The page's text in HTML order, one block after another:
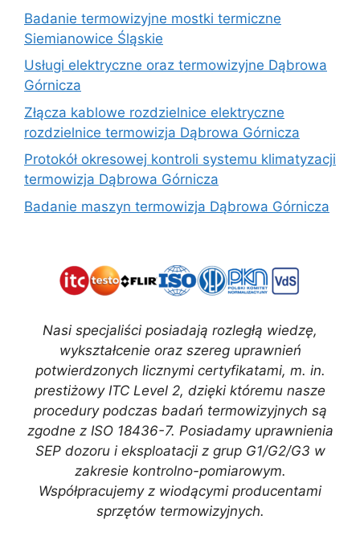
Badanie termowizyjne mostki termiczne
Siemianowice Śląskie
Usługi elektryczne oraz termowizyjne Dąbrowa
Górnicza
Złącza kablowe rozdzielnice elektryczne
rozdzielnice termowizja Dąbrowa Górnicza
Protokół okresowej kontroli systemu klimatyzacji
termowizja Dąbrowa Górnicza
Badanie maszyn termowizja Dąbrowa Górnicza
Nasi specjaliści posiadają rozległą wiedzę,
wykształcenie oraz szereg uprawnień
potwierdzonych licznymi certyfikatami, m. in.
prestiżowy ITC Level 2, dzięki któremu nasze
procedury podczas badań termowizyjnych są
zgodne z ISO 18436-7. Posiadamy uprawnienia
SEP dozoru i eksploatacji z grup G1/G2/G3 w
zakresie kontrolno-pomiarowym.
Współpracujemy z wiodącymi producentami
sprzętów termowizyjnych.